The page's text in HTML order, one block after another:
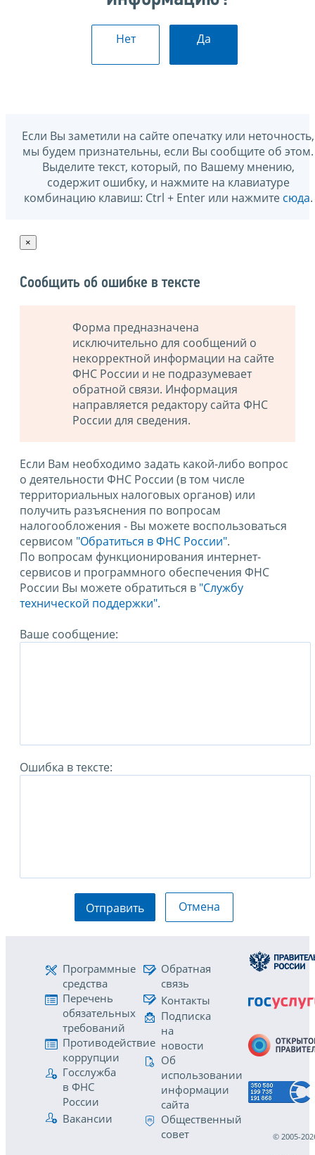
Нет Да
Если Вы заметили на сайте опечатку или неточность,
мы будем признательны, если Вы сообщите об этом.
Выделите текст, который, по Вашему мнению,
содержит ошибку, и нажмите на клавиатуре
комбинацию клавиш: Ctrl + Enter или нажмите сюда.
×
Сообщить об ошибке в тексте
Форма предназначена
исключительно для сообщений о
некорректной информации на сайте
ФНС России и не подразумевает
обратной связи. Информация
направляется редактору сайта ФНС
России для сведения.
Если Вам необходимо задать какой-либо вопрос
о деятельности ФНС России (в том числе
территориальных налоговых органов) или
получить разъяснения по вопросам
налогообложения - Вы можете воспользоваться
сервисом "Обратиться в ФНС России".
По вопросам функционирования интернет-
сервисов и программного обеспечения ФНС
России Вы можете обратиться в "Службу
технической поддержки".
Ваше сообщение:
Ошибка в тексте:
Отправить Отмена
Программные
средства
Перечень
обязательных
требований
Противодействие
коррупции
Госслужба
в ФНС
России
Вакансии
Обратная
связь
Контакты
Подписка
на
новости
Об
использовании
информации
сайта
Общественный
совет
© 2005-